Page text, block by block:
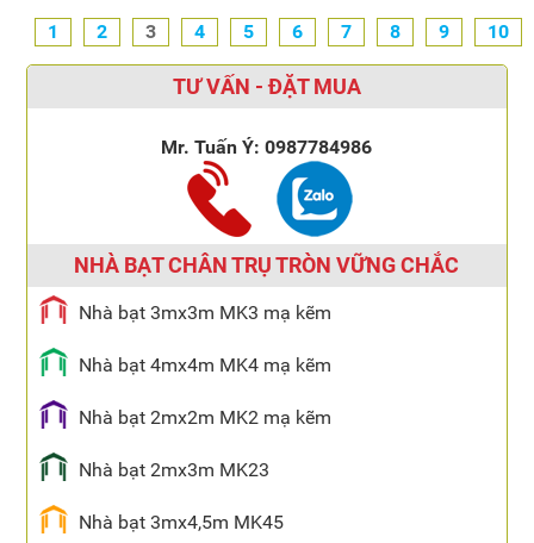
1 2 3 4 5 6 7 8 9 10
TƯ VẤN - ĐẶT MUA
Mr. Tuấn Ý:0987784986
NHÀ BẠT CHÂN TRỤ TRÒN VỮNG CHẮC
Nhà bạt 3mx3m MK3 mạ kẽm
Nhà bạt 4mx4m MK4 mạ kẽm
Nhà bạt 2mx2m MK2 mạ kẽm
Nhà bạt 2mx3m MK23
Nhà bạt 3mx4,5m MK45